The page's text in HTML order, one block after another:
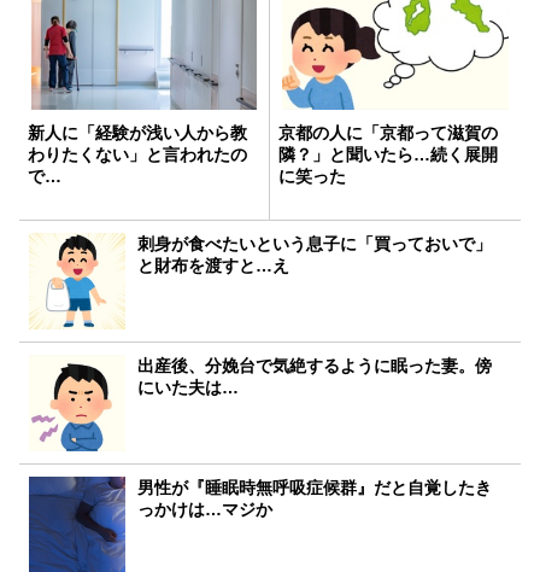
新人に「経験が浅い人から教
わりたくない」と言われたの
で…
京都の人に「京都って滋賀の
隣？」と聞いたら…続く展開
に笑った
刺身が食べたいという息子に「買っておいで」
と財布を渡すと…え
出産後、分娩台で気絶するように眠った妻。傍
にいた夫は…
男性が『睡眠時無呼吸症候群』だと自覚したき
っかけは…マジか